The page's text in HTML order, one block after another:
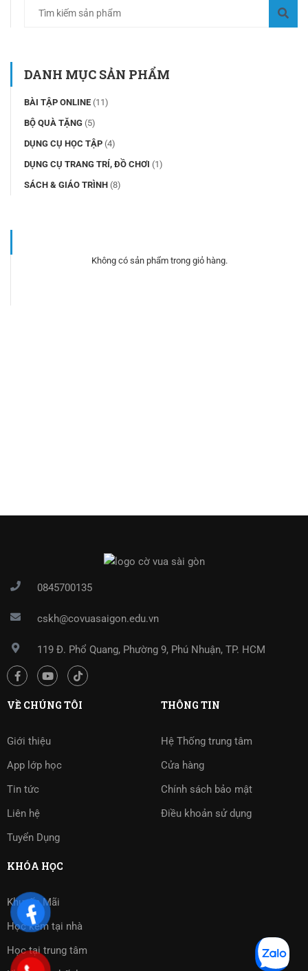
DANH MỤC SẢN PHẨM
BÀI TẬP ONLINE (11)
BỘ QUÀ TẶNG (5)
DỤNG CỤ HỌC TẬP (4)
DỤNG CỤ TRANG TRÍ, ĐỒ CHƠI (1)
SÁCH & GIÁO TRÌNH (8)
Không có sản phẩm trong giỏ hàng.
0845700135
cskh@covuasaigon.edu.vn
119 Đ. Phổ Quang, Phường 9, Phú Nhuận, TP. HCM
VỀ CHÚNG TÔI
Giới thiệu
App lớp học
Tin tức
Liên hệ
Tuyển Dụng
THÔNG TIN
Hệ Thống trung tâm
Cửa hàng
Chính sách bảo mật
Điều khoản sử dụng
KHÓA HỌC
Khuyến Mãi
Học kèm tại nhà
Học tại trung tâm